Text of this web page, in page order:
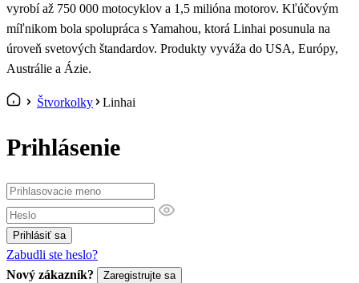
vyrobí až 750 000 motocyklov a 1,5 milióna motorov. Kľúčovým
míľnikom bola spolupráca s Yamahou, ktorá Linhai posunula na
úroveň svetových štandardov. Produkty vyváža do USA, Európy,
Austrálie a Ázie.
Štvorkolky Linhai
Prihlásenie
Prihlásiť sa
Zabudli ste heslo?
Nový zákazník?
Zaregistrujte sa